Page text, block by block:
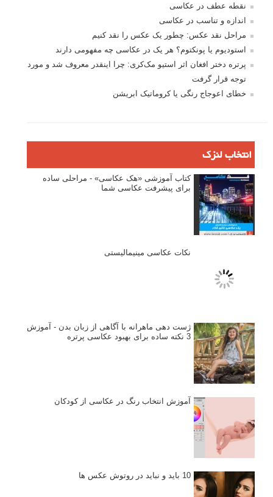
نقطه عطف در عکاسی
اندازه و تناسب در عکاسی
مراحل نقد عکس: چطور یک عکس را نقد کنیم
استودیوم یا پونکتوم؟ هر یک در عکاسی چه مفهومی دارند
پرتره دختر افغان اثر استیو مک‌کری: چرا اینقدر معروف شد و مورد
توجه قرار گرفت
خطای اعوجاج رنگی یا کروماتیک ابریشن
انتخاب لنزک
کتاب آموزشی «هک عکاسی» - مراحلی ساده
برای پیشرفت عکاسی شما
نکات عکاسی مینیمالیستی
ژست دهی ماهرانه با آگاهی از زبان بدن - آموزش
3 نکته ساده برای بهبود عکاسی پرتره
آموزش انتخاب رنگ در عکاسی از کودکان
10 باید و نباید در روتوش عکس ها